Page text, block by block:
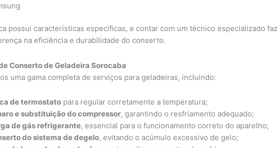
possui características específicas, e contar com um técnico especializado faz
na eficiência e durabilidade do conserto.
Conserto de Geladeira Sorocaba
uma gama completa de serviços para geladeiras, incluindo:
de termostato para regular corretamente a temperatura;
e substituição do compressor, garantindo o resfriamento adequado;
de gás refrigerante, essencial para o funcionamento correto do aparelho;
do sistema de degelo, evitando o acúmulo excessivo de gelo;